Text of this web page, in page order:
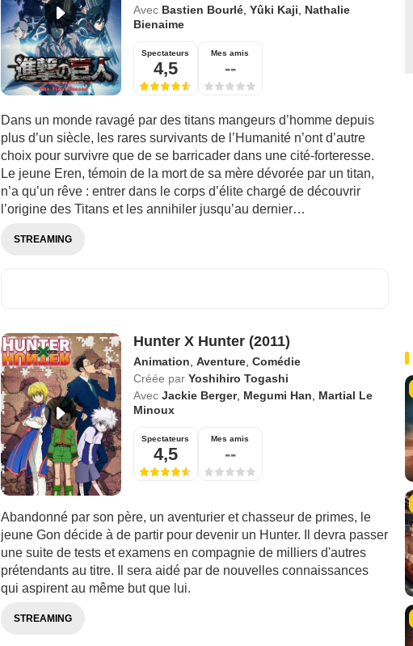
Avec Bastien Bourlé, Yûki Kaji
Nathalie
Bienaime
Spectateurs
4,5
Mes amis
--
Dans un monde ravagé par des titans mangeurs d’homme depuis
plus d’un siècle, les rares survivants de l’Humanité n’ont d’autre
choix pour survivre que de se barricader dans une cité-forteresse.
Le jeune Eren, témoin de la mort de sa mère dévorée par un titan,
n’a qu’un rêve : entrer dans le corps d’élite chargé de découvrir
l’origine des Titans et les annihiler jusqu’au dernier…
STREAMING
Hunter X Hunter (2011)
Animation Aventure, Comédie
Créée par Yoshihiro Togashi
Avec Jackie Berger, Megumi Han
Martial Le
Minoux
Spectateurs
4,5
Mes amis
--
Abandonné par son père, un aventurier et chasseur de primes, le
jeune Gon décide à de partir pour devenir un Hunter. Il devra passer
une suite de tests et examens en compagnie de milliers d'autres
prétendants au titre. Il sera aidé par de nouvelles connaissances
qui aspirent au même but que lui.
STREAMING